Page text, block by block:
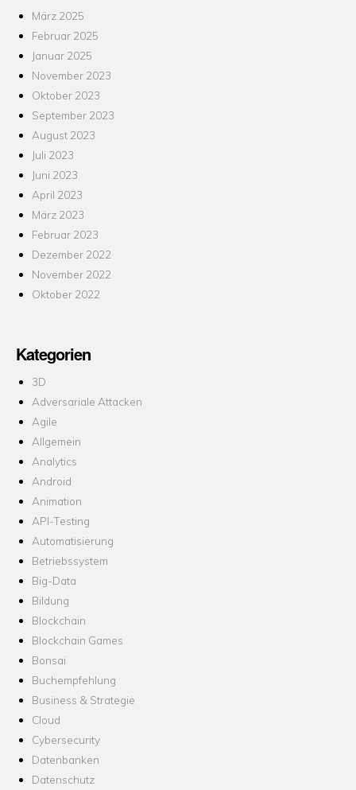
März 2025
Februar 2025
Januar 2025
November 2023
Oktober 2023
September 2023
August 2023
Juli 2023
Juni 2023
April 2023
März 2023
Februar 2023
Dezember 2022
November 2022
Oktober 2022
Kategorien
3D
Adversariale Attacken
Agile
Allgemein
Analytics
Android
Animation
API-Testing
Automatisierung
Betriebssystem
Big-Data
Bildung
Blockchain
Blockchain Games
Bonsai
Buchempfehlung
Business & Strategie
Cloud
Cybersecurity
Datenbanken
Datenschutz